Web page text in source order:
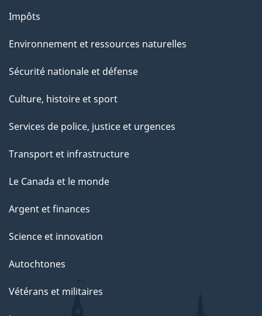
Impôts
Environnement et ressources naturelles
Sécurité nationale et défense
Culture, histoire et sport
Services de police, justice et urgences
Transport et infrastructure
Le Canada et le monde
Argent et finances
Science et innovation
Autochtones
Vétérans et militaires